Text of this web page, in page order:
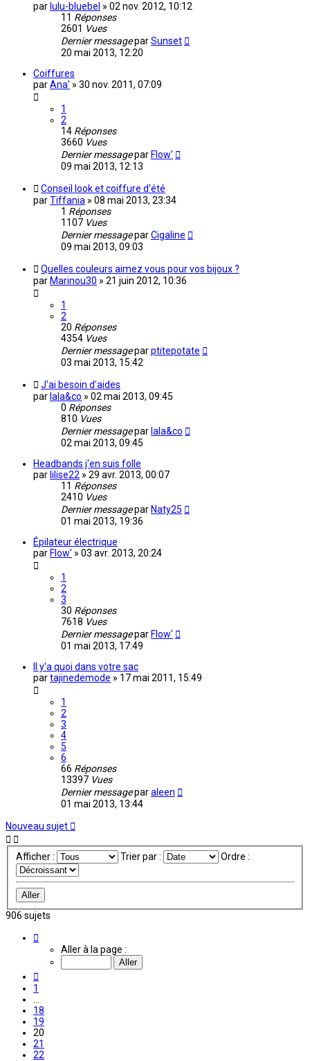
par lulu-bluebel » 02 nov. 2012, 10:12
11 Réponses
2601 Vues
Dernier messageparSunset
20 mai 2013, 12:20
Coiffures
parAna' » 30 nov. 2011, 07:09
1
2
14 Réponses
3660 Vues
Dernier messagepar Flow'
09 mai 2013, 12:13
Conseil look et coiffure d'été
parTiffania » 08 mai 2013, 23:34
1 Réponses
1107 Vues
Dernier messageparCigaline
09 mai 2013, 09:03
Quelles couleurs aimez vous pour vos bijoux ?
par Marinou30 » 21 juin 2012, 10:36
1
2
20 Réponses
4354 Vues
Dernier messageparptitepotate
03 mai 2013, 15:42
J'ai besoin d'aides
par lala&co » 02 mai 2013, 09:45
0 Réponses
810 Vues
Dernier messagepar lala&co
02 mai 2013, 09:45
Headbands j'en suis folle
par lilise22 » 29 avr. 2013, 00:07
11 Réponses
2410 Vues
Dernier messagepar Naty25
01 mai 2013, 19:36
Épilateur électrique
par Flow' » 03 avr. 2013, 20:24
1
2
3
30 Réponses
7618 Vues
Dernier messagepar Flow'
01 mai 2013, 17:49
Il y'a quoi dans votre sac
partajinedemode » 17 mai 2011, 15:49
1
2
3
4
5
6
66 Réponses
13397 Vues
Dernier messageparaleen
01 mai 2013, 13:44
Nouveau sujet
Afficher : Trier par : Ordre :
906 sujets
Aller à la page :
1
18
19
20
21
22